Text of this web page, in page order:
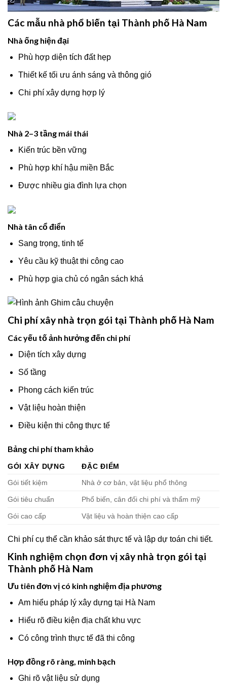
Các mẫu nhà phổ biến tại Thành phố Hà Nam
Nhà ống hiện đại
Phù hợp diện tích đất hẹp
Thiết kế tối ưu ánh sáng và thông gió
Chi phí xây dựng hợp lý
Nhà 2–3 tầng mái thái
Kiến trúc bền vững
Phù hợp khí hậu miền Bắc
Được nhiều gia đình lựa chọn
Nhà tân cổ điển
Sang trọng, tinh tế
Yêu cầu kỹ thuật thi công cao
Phù hợp gia chủ có ngân sách khá
Chi phí xây nhà trọn gói tại Thành phố Hà Nam
Các yếu tố ảnh hưởng đến chi phí
Diện tích xây dựng
Số tầng
Phong cách kiến trúc
Vật liệu hoàn thiện
Điều kiện thi công thực tế
Bảng chi phí tham khảo
GÓI XÂY DỰNG
ĐẶC ĐIỂM
Gói tiết kiệm
Nhà ở cơ bản, vật liệu phổ thông
Gói tiêu chuẩn Phổ biến, cân đối chi phí và thẩm mỹ
Gói cao cấp Vật liệu và hoàn thiện cao cấp
Chi phí cụ thể cần khảo sát thực tế và lập dự toán chi tiết.
Kinh nghiệm chọn đơn vị xây nhà trọn gói tại
Thành phố Hà Nam
Ưu tiên đơn vị có kinh nghiệm địa phương
Am hiểu pháp lý xây dựng tại Hà Nam
Hiểu rõ điều kiện địa chất khu vực
Có công trình thực tế đã thi công
Hợp đồng rõ ràng, minh bạch
Ghi rõ vật liệu sử dụng